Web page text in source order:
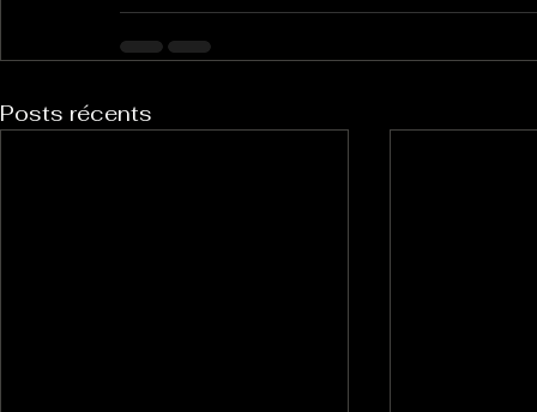
Posts récents